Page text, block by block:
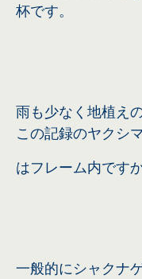
杯です。
雨も少なく地植え
この記録のヤクシ
はフレーム内です
一般的にシャクナ